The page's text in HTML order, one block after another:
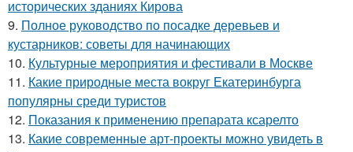
исторических зданиях Кирова
9. Полное руководство по посадке деревьев и
кустарников: советы для начинающих
10. Культурные мероприятия и фестивали в Москве
11. Какие природные места вокруг Екатеринбурга
популярны среди туристов
12. Показания к применению препарата ксарелто
13. Какие современные арт-проекты можно увидеть в